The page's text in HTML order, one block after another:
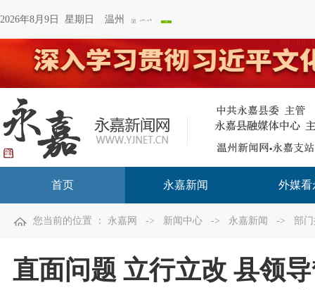
2026年8月9日 星期日 温州
首页 永嘉新闻 外媒看
您当前的位置 ： 永嘉网 -> 新闻中心 -> 永嘉新闻 -> 部
直面问题 立行立改 县领